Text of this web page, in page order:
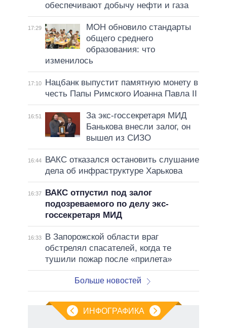
обеспечивают добычу нефти и газа
17:29
МОН обновило стандарты
общего среднего
образования: что
изменилось
17:10
Нацбанк выпустит памятную монету в
честь Папы Римского Иоанна Павла II
16:51
За экс-госсекретаря МИД
Банькова внесли залог, он
вышел из СИЗО
16:44
ВАКС отказался остановить слушание
дела об инфраструктуре Харькова
16:37
ВАКС отпустил под залог
подозреваемого по делу экс-
госсекретаря МИД
16:33
В Запорожской области враг
обстрелял спасателей, когда те
тушили пожар после «прилета»
Больше новостей
ИНФОГРАФИКА